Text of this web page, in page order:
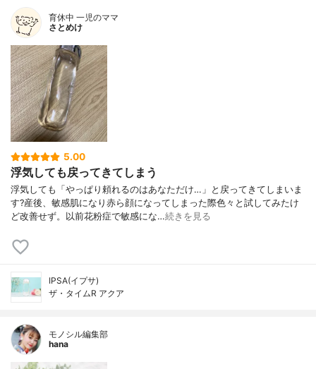
育休中 一児のママ
さとめけ
5.00
浮気しても戻ってきてしまう
浮気しても「やっぱり頼れるのはあなただけ…」と戻ってきてしまいま
す?産後、敏感肌になり赤ら顔になってしまった際色々と試してみたけ
ど改善せず。以前花粉症で敏感にな…続きを見る
IPSA(イプサ)
ザ・タイムR アクア
モノシル編集部
hana